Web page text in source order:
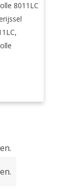
8011LC